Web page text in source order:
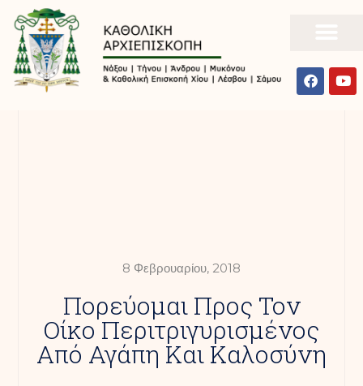
8 Φεβρουαρίου, 2018
Πορεύομαι Προς Τον
Οίκο Περιτριγυρισμένος
Από Αγάπη Και Καλοσύνη